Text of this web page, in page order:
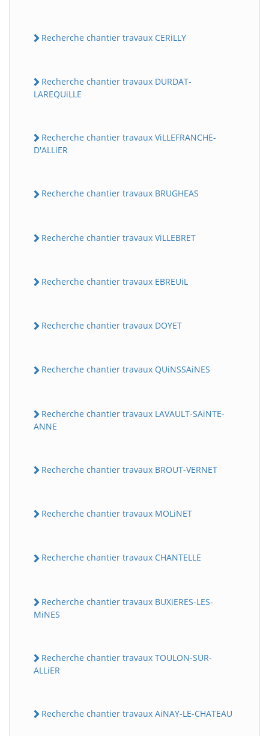
Recherche chantier travaux CERiLLY
Recherche chantier travaux DURDAT-
LAREQUiLLE
Recherche chantier travaux ViLLEFRANCHE-
D'ALLiER
Recherche chantier travaux BRUGHEAS
Recherche chantier travaux ViLLEBRET
Recherche chantier travaux EBREUiL
Recherche chantier travaux DOYET
Recherche chantier travaux QUiNSSAiNES
Recherche chantier travaux LAVAULT-SAiNTE-
ANNE
Recherche chantier travaux BROUT-VERNET
Recherche chantier travaux MOLiNET
Recherche chantier travaux CHANTELLE
Recherche chantier travaux BUXiERES-LES-
MiNES
Recherche chantier travaux TOULON-SUR-
ALLiER
Recherche chantier travaux AiNAY-LE-CHATEAU